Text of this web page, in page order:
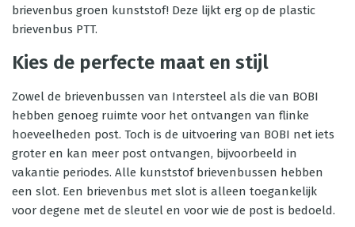
brievenbus groen kunststof! Deze lijkt erg op de plastic
brievenbus PTT.
Kies de perfecte maat en stijl
Zowel de brievenbussen van Intersteel als die van BOBI
hebben genoeg ruimte voor het ontvangen van flinke
hoeveelheden post. Toch is de uitvoering van BOBI net iets
groter en kan meer post ontvangen, bijvoorbeeld in
vakantie periodes. Alle kunststof brievenbussen hebben
een slot. Een brievenbus met slot is alleen toegankelijk
voor degene met de sleutel en voor wie de post is bedoeld.